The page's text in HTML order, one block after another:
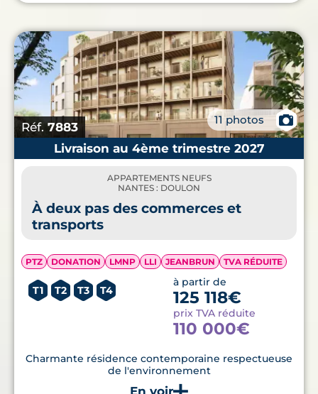
Réf.7883 11 photos
📷
Livraison au 4ème trimestre 2027
APPARTEMENTS NEUFS
NANTES : DOULON
À deux pas des commerces et
transports
PTZ DONATION LMNP LLI JEANBRUN TVA RÉDUITE
T1 T2 T3 T4
à partir de
125 118€
prix TVA réduite
110 000€
Charmante résidence contemporaine respectueuse
de l'environnement